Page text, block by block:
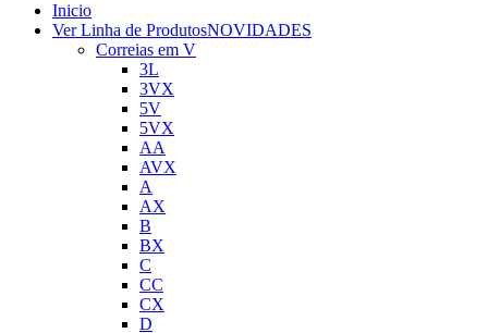
Inicio
Ver Linha de ProdutosNOVIDADES
Correias em V
3L
3VX
5V
5VX
AA
AVX
A
AX
B
BX
C
CC
CX
D